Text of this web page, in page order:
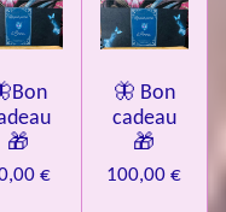
🎁
€
🦋 Bon
cadeau
🎁
100,00 €